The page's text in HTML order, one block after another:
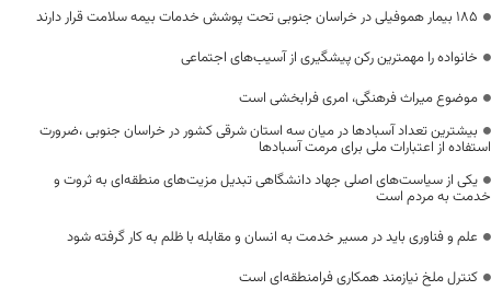
۱۸۵ بیمار هموفیلی در خراسان جنوبی تحت پوشش خدمات بیمه سلامت قرار دارند
خانواده را مهمترین رکن پیشگیری از آسیب‌های اجتماعی
موضوع میراث فرهنگی، امری فرابخشی است
بیشترین تعداد آسبادها در میان سه استان شرقی کشور در خراسان جنوبی ،ضرورت
استفاده از اعتبارات ملی برای مرمت آسبادها
یکی از سیاست‌های اصلی جهاد دانشگاهی تبدیل مزیت‌های منطقه‌ای به ثروت و
خدمت به مردم است
علم و فناوری باید در مسیر خدمت به انسان و مقابله با ظلم به کار گرفته شود
کنترل ملخ نیازمند همکاری فرامنطقه‌ای است